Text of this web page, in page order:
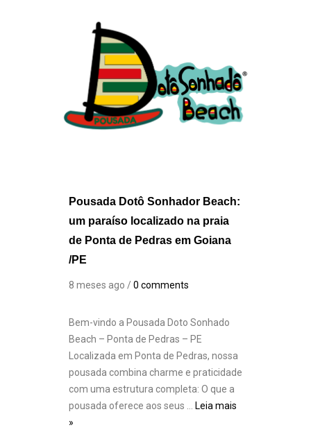
Pousada Dotô Sonhador Beach:
um paraíso localizado na praia
de Ponta de Pedras em Goiana
/PE
8 meses ago /0 comments
Bem-vindo a Pousada Doto Sonhado
Beach – Ponta de Pedras – PE
Localizada em Ponta de Pedras, nossa
pousada combina charme e praticidade
com uma estrutura completa: O que a
pousada oferece aos seus … Leia mais
»